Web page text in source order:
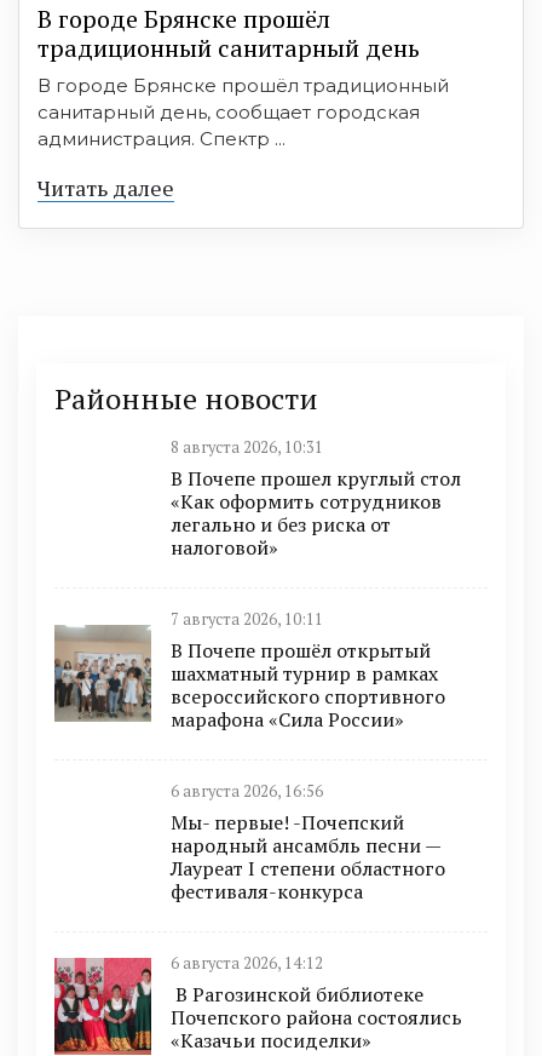
В городе Брянске прошёл
традиционный санитарный день
В городе Брянске прошёл традиционный
санитарный день, сообщает городская
администрация. Спектр ...
Читать далее
Районные новости
8 августа 2026, 10:31
В Почепе прошел круглый стол
«Как оформить сотрудников
легально и без риска от
налоговой»
7 августа 2026, 10:11
В Почепе прошёл открытый
шахматный турнир в рамках
всероссийского спортивного
марафона «Сила России»
6 августа 2026, 16:56
Мы- первые! -Почепский
народный ансамбль песни —
Лауреат I степени областного
фестиваля-конкурса
6 августа 2026, 14:12
В Рагозинской библиотеке
Почепского района состоялись
«Казачьи посиделки»